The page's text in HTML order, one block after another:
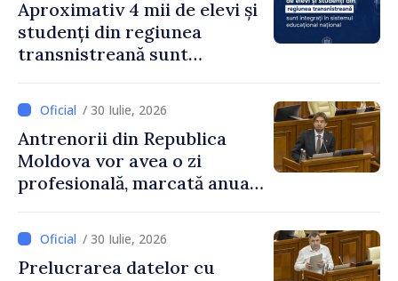
Aproximativ 4 mii de elevi și
studenți din regiunea
transnistreană sunt
educațional național
/ 30 Iulie, 2026
Antrenorii din Republica
Moldova vor avea o zi
profesională, marcată anual
/ 30 Iulie, 2026
Prelucrarea datelor cu